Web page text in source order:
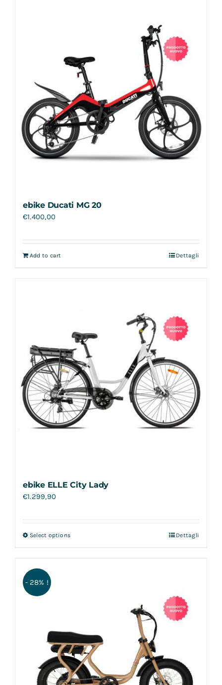
ebike Ducati MG 20
€1.400,00
Add to cart Dettagli
ebike ELLE City Lady
€1.299,90
Select options Dettagli
- 28% !